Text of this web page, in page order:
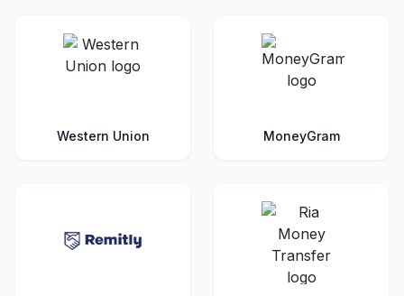
Western Union MoneyGram